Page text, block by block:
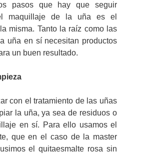
pasos que hay que seguir
maquillaje de la uña es el
misma. Tanto la raíz como las
uña en sí necesitan productos
un buen resultado.
con el tratamiento de las uñas
la uña, ya sea de residuos o
en sí. Para ello usamos el
que en el caso de la master
el quitaesmalte rosa sin